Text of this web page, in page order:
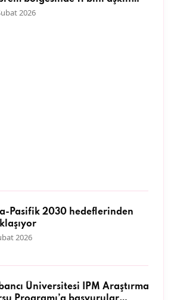
nitelikli eğitim desteği
2026
Pasifik 2030 hedeflerinden
2026
Üniversitesi İPM Araştırma